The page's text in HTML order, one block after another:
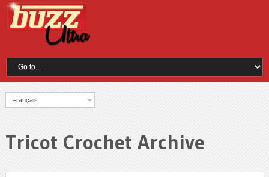
Français
Tricot Crochet Archive